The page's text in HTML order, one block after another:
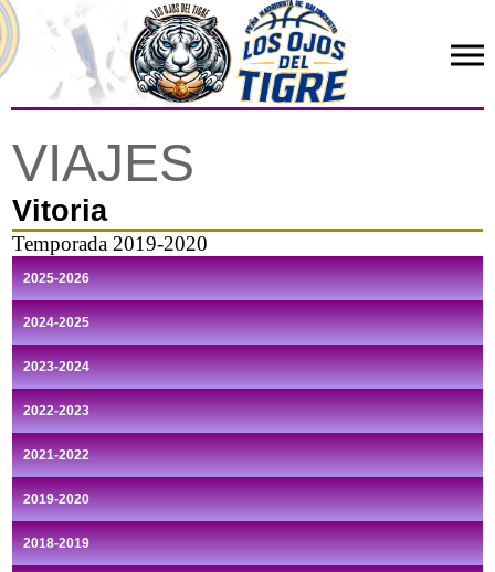
VIAJES
Vitoria
Temporada 2019-2020
2025-2026
2024-2025
2023-2024
2022-2023
2021-2022
2019-2020
2018-2019